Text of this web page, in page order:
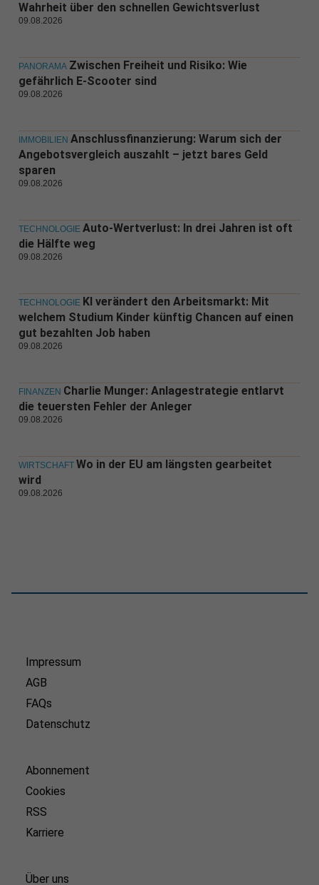
Wahrheit über den schnellen Gewichtsverlust
09.08.2026
PANORAMA Zwischen Freiheit und Risiko: Wie
gefährlich E-Scooter sind
09.08.2026
IMMOBILIEN Anschlussfinanzierung: Warum sich der
Angebotsvergleich auszahlt – jetzt bares Geld
sparen
09.08.2026
TECHNOLOGIE Auto-Wertverlust: In drei Jahren ist oft
die Hälfte weg
09.08.2026
TECHNOLOGIE KI verändert den Arbeitsmarkt: Mit
welchem Studium Kinder künftig Chancen auf einen
gut bezahlten Job haben
09.08.2026
FINANZEN Charlie Munger: Anlagestrategie entlarvt
die teuersten Fehler der Anleger
09.08.2026
WIRTSCHAFT Wo in der EU am längsten gearbeitet
wird
09.08.2026
Impressum
AGB
FAQs
Datenschutz
Abonnement
Cookies
RSS
Karriere
Über uns